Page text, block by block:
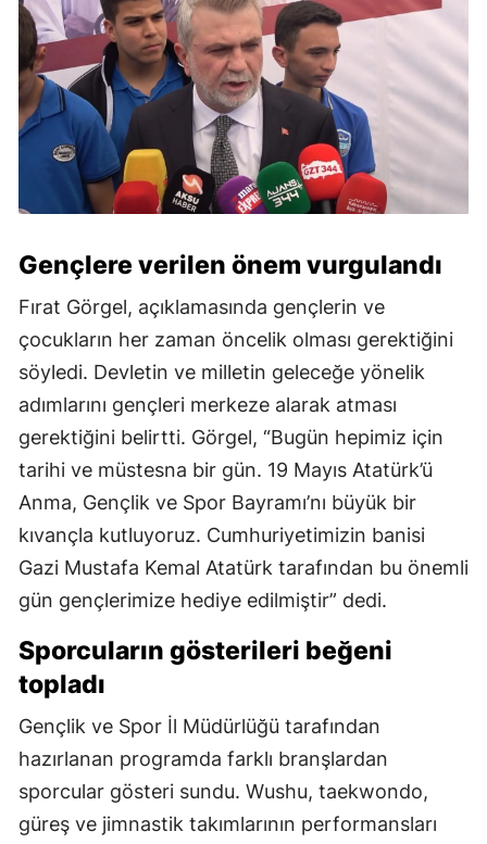
Gençlere verilen önem vurgulandı
Fırat Görgel, açıklamasında gençlerin ve
çocukların her zaman öncelik olması gerektiğini
söyledi. Devletin ve milletin geleceğe yönelik
adımlarını gençleri merkeze alarak atması
gerektiğini belirtti. Görgel, “Bugün hepimiz için
tarihi ve müstesna bir gün. 19 Mayıs Atatürk’ü
Anma, Gençlik ve Spor Bayramı’nı büyük bir
kıvançla kutluyoruz. Cumhuriyetimizin banisi
Gazi Mustafa Kemal Atatürk tarafından bu önemli
gün gençlerimize hediye edilmiştir” dedi.
Sporcuların gösterileri beğeni
topladı
Gençlik ve Spor İl Müdürlüğü tarafından
hazırlanan programda farklı branşlardan
sporcular gösteri sundu. Wushu, taekwondo,
güreş ve jimnastik takımlarının performansları